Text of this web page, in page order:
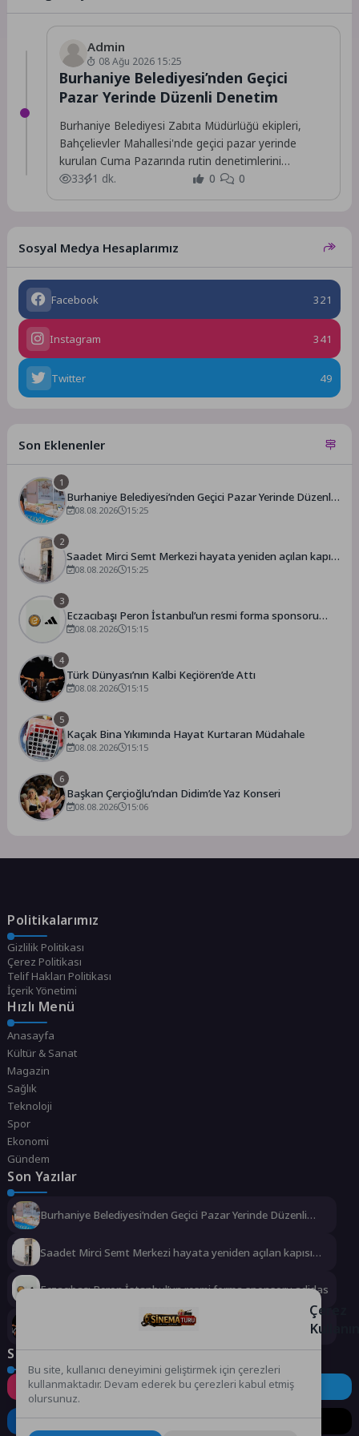
Admin
08 Ağu 2026 15:25
Burhaniye Belediyesi’nden Geçici
Pazar Yerinde Düzenli Denetim
Burhaniye Belediyesi Zabıta Müdürlüğü ekipleri,
Bahçelievler Mahallesi'nde geçici pazar yerinde
kurulan Cuma Pazarında rutin denetimlerini
sürdürüyor.
33 1 dk. 0 0
Sosyal Medya Hesaplarımız
Facebook 321
Instagram 341
Twitter 49
Son Eklenenler
1
Burhaniye Belediyesi’nden Geçici Pazar Yerinde Düzenli
Denetim
08.08.2026 15:25
2
Saadet Mirci Semt Merkezi hayata yeniden açılan kapısı
oldu
08.08.2026 15:25
3
Eczacıbaşı Peron İstanbul’un resmi forma sponsoru
adidas
08.08.2026 15:15
4
Türk Dünyası’nın Kalbi Keçiören’de Attı
08.08.2026 15:15
5
Kaçak Bina Yıkımında Hayat Kurtaran Müdahale
08.08.2026 15:15
6
Başkan Çerçioğlu’ndan Didim’de Yaz Konseri
08.08.2026 15:06
Politikalarımız
Gizlilik Politikası
Çerez Politikası
Telif Hakları Politikası
İçerik Yönetimi
Hızlı Menü
Anasayfa
Kültür & Sanat
Magazin
Sağlık
Teknoloji
Spor
Ekonomi
Gündem
Son Yazılar
Burhaniye Belediyesi’nden Geçici Pazar Yerinde Düzenli
Saadet Mirci Semt Merkezi hayata yeniden açılan kapısı
Eczacıbaşı Peron İstanbul’un resmi forma sponsoru adidas
Türk Dünyası’nın Kalbi Keçiören’de Attı
Sosyal Medya
Instagram Facebook Twitter
LinkedIn YouTube TikTok
Çerez
Bu site, kullanıcı deneyimini geliştirmek için çerezleri
kullanmaktadır. Devam ederek bu çerezleri kabul etmiş
olursunuz.